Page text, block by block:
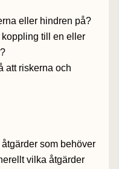
eller hindren på?
till en eller
att riskerna och
åtgärder som behöver
vilka åtgärder